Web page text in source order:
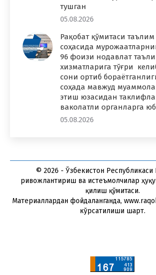
тушган
05.08.2026
Рақобат қўмитаси
соҳасида
96 фоизи нодавлат
хизматларига тўғри
сони ортиб
соҳада мавжуд
этиш юзасидан
ваколатли органларга
05.08.2026
© 2026 - Ўзбекистон Республикаси
ривожлантириш ва истеъмолчилар
қилиш қўмитаси.
Материаллардан фойдаланганда,
кўрсатилиши шарт.